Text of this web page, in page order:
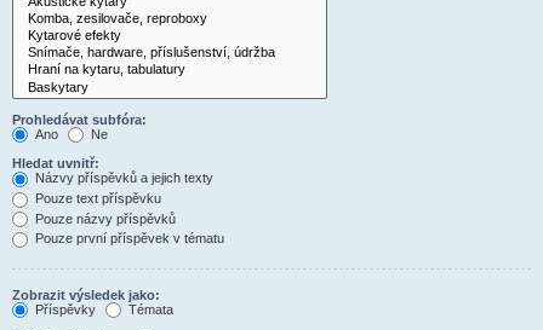
Prohledávat subfóra:
Ano
Ne
Hledat uvnitř:
Názvy příspěvků a jejich texty
Pouze text příspěvku
Pouze názvy příspěvků
Pouze první příspěvek v tématu
Zobrazit výsledek jako:
Příspěvky
Témata